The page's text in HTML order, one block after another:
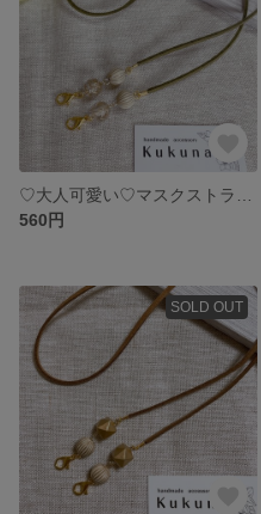
560円
SOLD OUT